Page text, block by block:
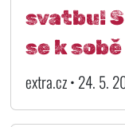
svatbu!
se k
extra.cz • 24. 5.